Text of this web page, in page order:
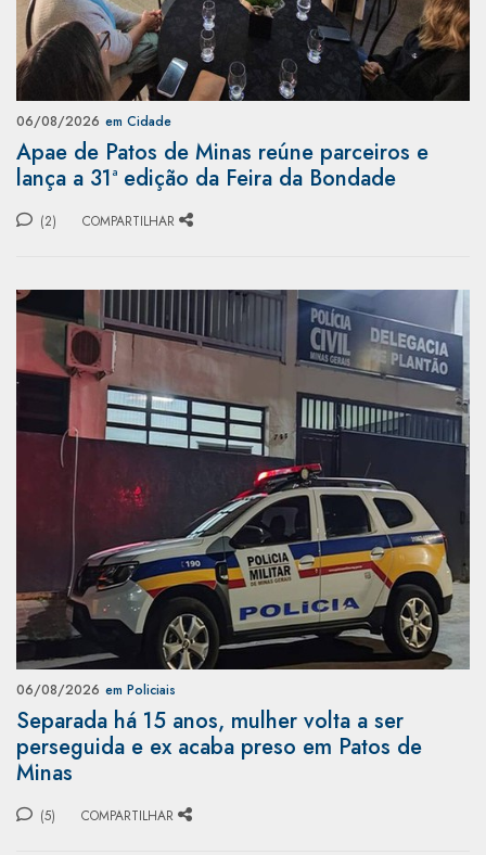
06/08/2026 em Cidade
Apae de Patos de Minas reúne parceiros e
lança a 31ª edição da Feira da Bondade
(2) COMPARTILHAR
06/08/2026 em Policiais
Separada há 15 anos, mulher volta a ser
perseguida e ex acaba preso em Patos de
Minas
(5) COMPARTILHAR